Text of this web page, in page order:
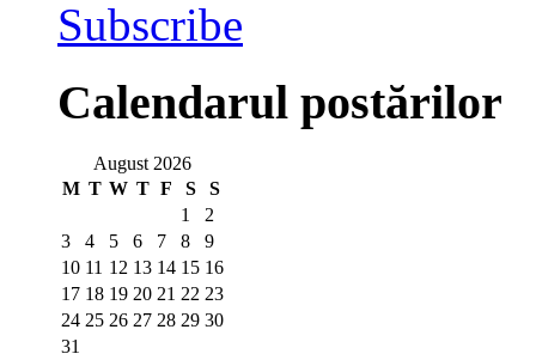
Subscribe
Calendarul postărilor
August 2026
M T W T F S
S
1
2
3
4 5 6 7 8
9
10 11 12 13 14 15 16
17 18 19 20 21 22 23
24 25 26 27 28 29 30
31